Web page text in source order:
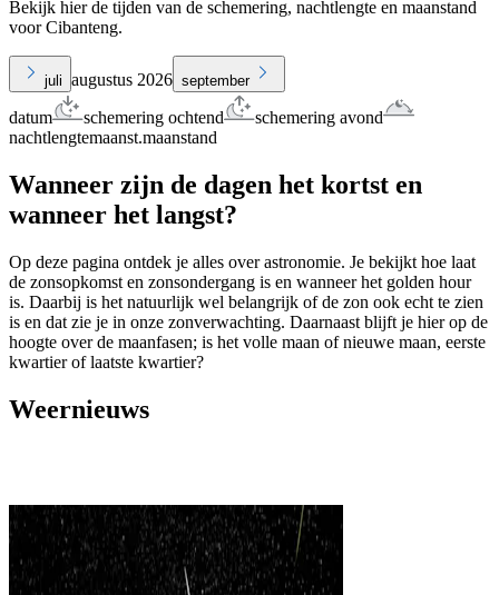
Bekijk hier de tijden van de schemering, nachtlengte en maanstand
voor Cibanteng.
juli augustus 2026 september
datum schemering ochtend
schemering avond
nachtlengtemaanst.maanstand
Wanneer zijn de dagen het kortst en
wanneer het langst?
Op deze pagina ontdek je alles over astronomie. Je bekijkt hoe laat
de zonsopkomst en zonsondergang is en wanneer het golden hour
is. Daarbij is het natuurlijk wel belangrijk of de zon ook echt te zien
is en dat zie je in onze zonverwachting. Daarnaast blijft je hier op de
hoogte over de maanfasen; is het volle maan of nieuwe maan, eerste
kwartier of laatste kwartier?
Weernieuws